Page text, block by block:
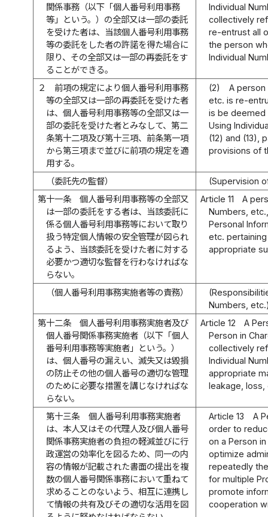
関係事務（以下「個人番号利用事務
等」という。）の全部又は一部の委託
を受けた者は、当該個人番号利用事務
等の委託をした者の許諾を得た場合に
限り、その全部又は一部の再委託をす
ることができる。
Individual
collectively
re-entrust all
the person
Individual
２
前項の規定により個人番号利用事務
等の全部又は一部の再委託を受けた者
は、個人番号利用事務等の全部又は一
部の委託を受けた者とみなして、第二
条第十二項及び第十三項、前条第一項
から第三項まで並びに前項の規定を適
用する。
(2)
A person
etc. is re-
is be deemed
Using
(12) and (13),
provisions of
（委託先の監督）
(Supervision
第十一条
個人番号利用事務等の全部又
は一部の委託をする者は、当該委託に
係る個人番号利用事務等において取り
扱う特定個人情報の安全管理が図られ
るよう、当該委託を受けた者に対する
必要かつ適切な監督を行わなければな
らない。
Article 11
A
Numbers,
Personal
etc.
appropriate
（個人番号利用事務実施者等の責務）
Numbers,
第十二条
個人番号利用事務実施者及び
個人番号関係事務実施者（以下「個人
番号利用事務等実施者」という。）
は、個人番号の漏えい、滅失又は毀損
の防止その他の個人番号の適切な管理
のために必要な措置を講じなければな
らない。
Article 12
A
Person in
collectively
Individual
appropriate
leakage, loss,
第十三条
個人番号利用事務実施者
は、本人又はその代理人及び個人番号
関係事務実施者の負担の軽減並びに行
政運営の効率化を図るため、同一の内
容の情報が記載された書面の提出を複
数の個人番号関係事務において重ねて
求めることのないよう、相互に連携し
て情報の共有及びその適切な活用を図
Article 13
A
order to
on a Person
optimize
repeatedly
for multiple
promote
cooperation